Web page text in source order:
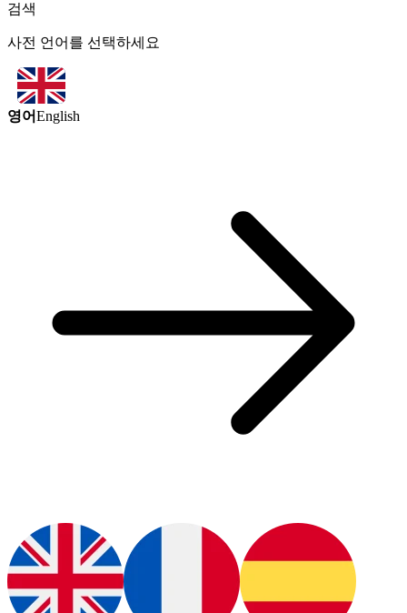
검색
사전 언어를 선택하세요
영어English